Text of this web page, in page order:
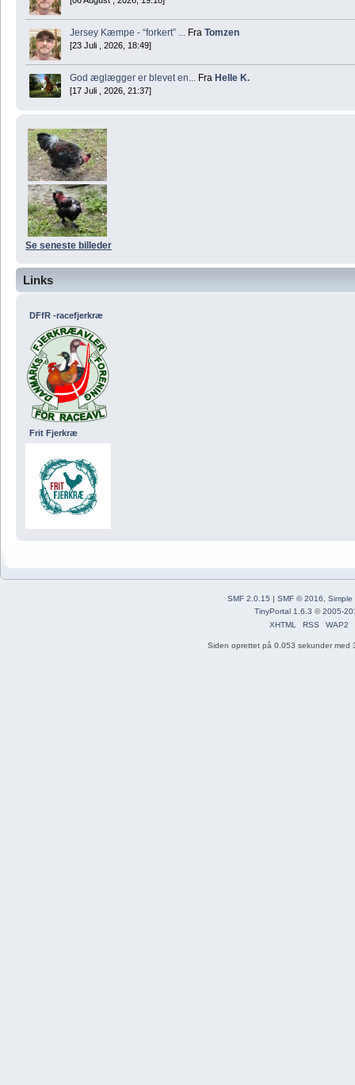
Jersey Kæmpe - “forkert” ... Fra Tomzen
[23 Juli , 2026, 18:49]
God æglægger er blevet en... Fra Helle K.
[17 Juli , 2026, 21:37]
Se seneste billeder
Links
DFfR -racefjerkræ
Frit Fjerkræ
SMF 2.0.15 | SMF © 2016, Simple
TinyPortal 1.6.3 ©2005-
XHTML
RSS WAP2
Siden oprettet på 0.053 sekunder med